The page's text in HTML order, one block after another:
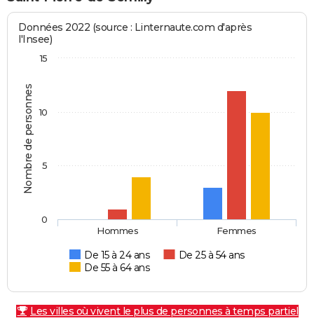
Nombre de personnes
Données 2022 (source : Linternaute.com d'après
l'Insee)
De 15 à 24 ans
De 25 à 54 ans
De 55 à 64 ans
Hommes Femmes
0
5
10
15
Les villes où vivent le plus de personnes à temps partiel